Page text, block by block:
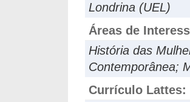
Londrina (UEL)
Áreas de
História das
Contemporânea;
Currículo Lattes: